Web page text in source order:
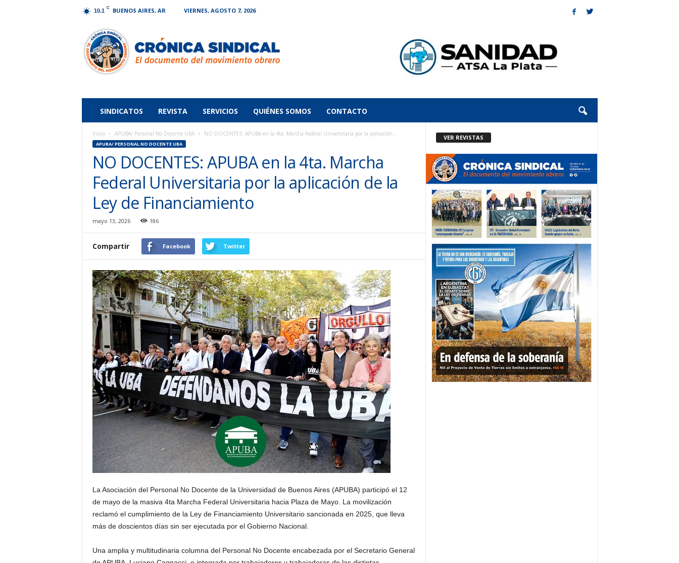
10.1 C BUENOS AIRES, AR VIERNES, AGOSTO 7, 2026
Sindical
SINDICATOS REVISTA SERVICIOS QUIÉNES SOMOS CONTACTO
Inicio APUBA/ Personal No Docente UBA NO DOCENTES: APUBA en la 4ta. Marcha Federal Universitaria por la aplicación...
APUBA/ PERSONAL NO DOCENTE UBA
NO DOCENTES: APUBA en la 4ta. Marcha
Federal Universitaria por la aplicación de la
Ley de Financiamiento
mayo 13, 2026 186
Compartir Facebook Twitter
La Asociación del Personal No Docente de la Universidad de Buenos Aires (APUBA) participó el 12
de mayo de la masiva 4ta Marcha Federal Universitaria hacia Plaza de Mayo. La movilización
reclamó el cumplimiento de la Ley de Financiamiento Universitario sancionada en 2025, que lleva
más de doscientos días sin ser ejecutada por el Gobierno Nacional.
Una amplia y multitudinaria columna del Personal No Docente encabezada por el Secretario General
VER REVISTAS